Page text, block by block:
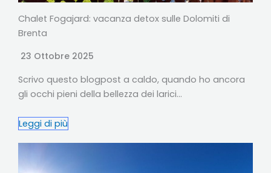
Chalet Fogajard: vacanza detox sulle Dolomiti di
Brenta
23 Ottobre 2025
Scrivo questo blogpost a caldo, quando ho ancora
gli occhi pieni della bellezza dei larici…
Leggi di più